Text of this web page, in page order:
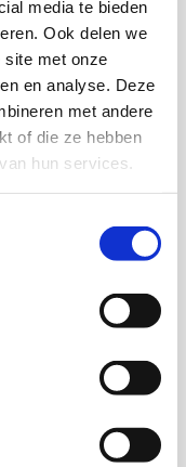
media te bieden
Ook delen we
site met onze
en analyse. Deze
met andere
of die ze hebben
hun services.
deze
toolbox wordt
zijn met
te voeren, om
gelijke kansen
te geven binnen
zoals
en
in op de rol die
zowel wat